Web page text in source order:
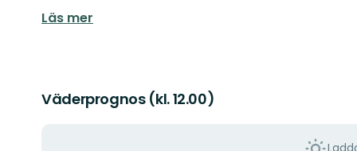
Läs mer
Väderprognos (kl. 12.00)